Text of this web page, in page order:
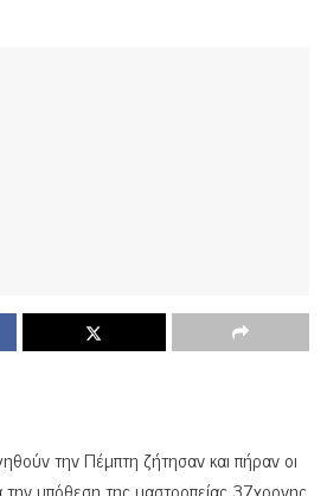
την Πέμπτη ζήτησαν και πήραν οι